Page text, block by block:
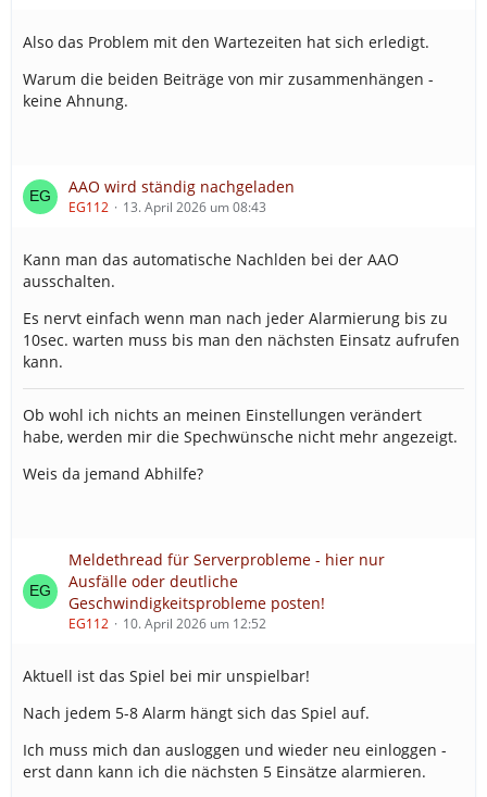
Also das Problem mit den Wartezeiten hat sich erledigt.
Warum die beiden Beiträge von mir zusammenhängen -
keine Ahnung.
AAO wird ständig nachgeladen
EG112 13. April 2026 um 08:43
Kann man das automatische Nachlden bei der AAO
ausschalten.
Es nervt einfach wenn man nach jeder Alarmierung bis zu
10sec. warten muss bis man den nächsten Einsatz aufrufen
kann.
Ob wohl ich nichts an meinen Einstellungen verändert
habe, werden mir die Spechwünsche nicht mehr angezeigt.
Weis da jemand Abhilfe?
Meldethread für Serverprobleme - hier nur
Ausfälle oder deutliche
Geschwindigkeitsprobleme posten!
EG112 10. April 2026 um 12:52
Aktuell ist das Spiel bei mir unspielbar!
Nach jedem 5-8 Alarm hängt sich das Spiel auf.
Ich muss mich dan ausloggen und wieder neu einloggen -
erst dann kann ich die nächsten 5 Einsätze alarmieren.